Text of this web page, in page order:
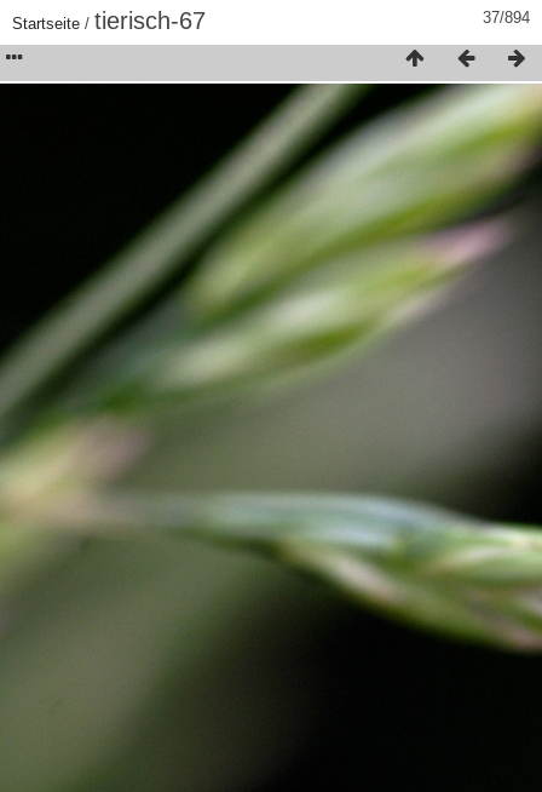
37/894
Startseite / tierisch-67